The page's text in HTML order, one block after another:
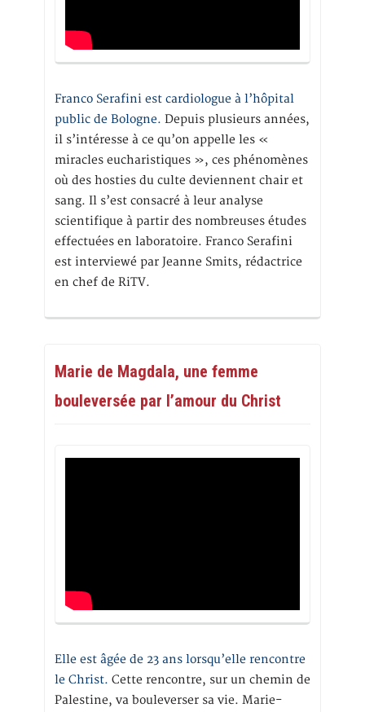
Franco Serafini est cardiologue à l’hôpital
public de Bologne. Depuis plusieurs années,
il s’intéresse à ce qu’on appelle les «
miracles eucharistiques », ces phénomènes
où des hosties du culte deviennent chair et
sang. Il s’est consacré à leur analyse
scientifique à partir des nombreuses études
effectuées en laboratoire. Franco Serafini
est interviewé par Jeanne Smits, rédactrice
en chef de RiTV.
Marie de Magdala, une femme
bouleversée par l’amour du Christ
Elle est âgée de 23 ans lorsqu’elle rencontre
le Christ. Cette rencontre, sur un chemin de
Palestine, va bouleverser sa vie. Marie-